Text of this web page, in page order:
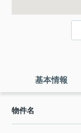
基本情報
物件名